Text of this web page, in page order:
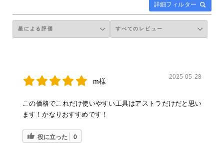
詳細フィルター
m様
2025-05-28
この価格でこれだけ使いやすい工具はアストラだけだと思い
ます！かなりおすすめです！
役に立った 0